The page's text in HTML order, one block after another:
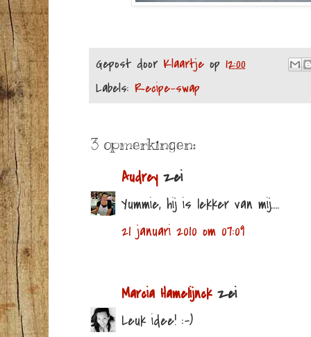
Gepost door Klaartje op 12:00
Labels: Recipe-swap
3 opmerkingen:
Audreyzei
Yummie, hij is lekker van mij....
21 januari 2010 om 07:09
Marcia Hamelijnckzei
Leuk idee! :-)